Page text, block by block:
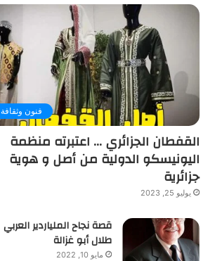
فنون وثقافة
القفطان الجزائري … اعتبرته منظمة
اليونيسكو الدولية من أصل و هوية
جزائرية
يوليو 25, 2023
قصة نجاح الملياردير العربي
طلال أبو غزالة
مايو 10, 2022